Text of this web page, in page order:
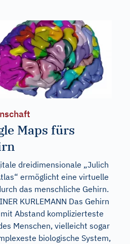
Maps fürs
dreidimensionale „Julich
ermöglicht eine virtuelle
das menschliche Gehirn.
KURLEMANN Das Gehirn
Abstand komplizierteste
Menschen, vielleicht sogar
biologische System,